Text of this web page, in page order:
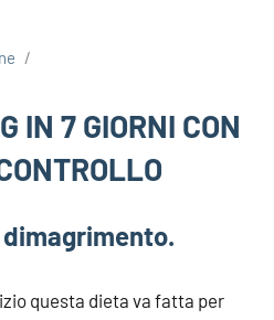
IN 7 GIORNI CON
questa dieta va fatta per